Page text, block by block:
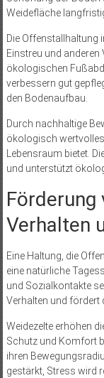
Weidefläche
Die Offenstallhaltung
Einstreu und
ökologischen
verbessern gut
den Bodenaufbau.
Durch nachhaltige
ökologisch
Lebensraum bietet.
und unterstützt
Verhalten
Eine Haltung, die
eine natürliche
und Sozialkontakte
Verhalten und fördert
Weidezelte erhöhen
Schutz und Komfort
ihren
gestärkt, Stress wird